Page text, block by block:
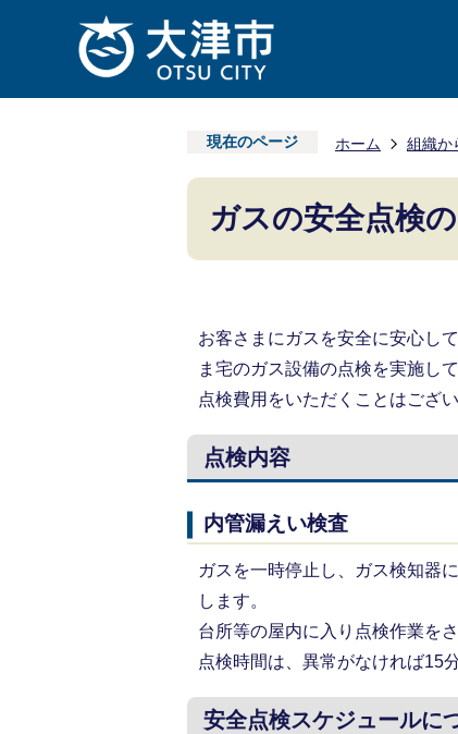
現在のページ ホーム 組織か
ガスの安全点検
お客さまにガスを安全に安心し
ま宅のガス設備の点検を実施して
点検費用をいただくことはござい
点検内容
内管漏えい検査
ガスを一時停止し、ガス検知器
します。
台所等の屋内に入り点検作業を
点検時間は、異常がなければ15
安全点検スケジュールに